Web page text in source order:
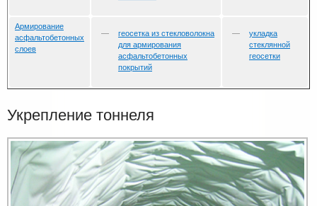
Армирование
асфальтобетонных
слоев
геосетка из стекловолокна
для армирования
асфальтобетонных
покрытий
укладка
стеклянной
геосетки
Укрепление тоннеля